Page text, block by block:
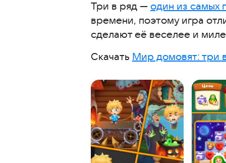
Шерлок: Поиск скрытых
Весёлые и развлекательные
Поиск предметов: СССР
Лучшие игры для мам
Кулинарное Безумие
Tiles Survive! – Мир плиток
Мастер сборки
Слова: Игра в слова
Три в ряд — один из самых
времени, поэтому игра
сделают её веселее и
Скачать Мир домовят: три